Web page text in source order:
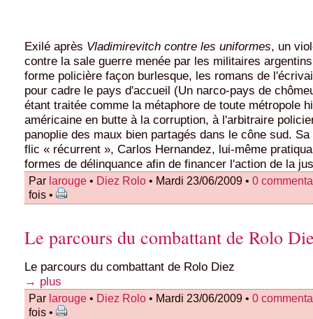
Exilé après Vladimirevitch contre les uniformes, un
contre la sale guerre menée par les militaires
forme policière façon burlesque, les romans de
pour cadre le pays d'accueil (Un narco-pays de
étant traitée comme la métaphore de toute métropole
américaine en butte à la corruption, à l'arbitraire
panoplie des maux bien partagés dans le cône sud.
flic « récurrent », Carlos Hernandez, lui-même
formes de délinquance afin de financer l'action de la
Par larouge • Diez Rolo • Mardi 23/06/2009 • 0
fois •
Le parcours du combattant de Rolo
Le parcours du combattant de Rolo Diez
→ plus
Par larouge • Diez Rolo • Mardi 23/06/2009 • 0
fois •